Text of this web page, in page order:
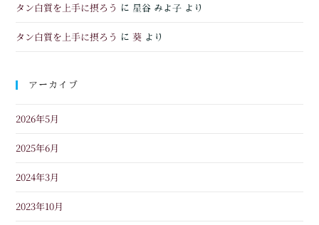
タン白質を上手に摂ろう に 星谷 みよ子 より
タン白質を上手に摂ろう に葵 より
アーカイブ
2026年5月
2025年6月
2024年3月
2023年10月